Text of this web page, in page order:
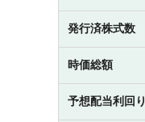
発行済株式数
時価総額
予想配当利回り